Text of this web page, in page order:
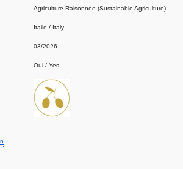
Agriculture Raisonnée (Sustainable Agriculture)
Italie / Italy
03/2026
Oui / Yes